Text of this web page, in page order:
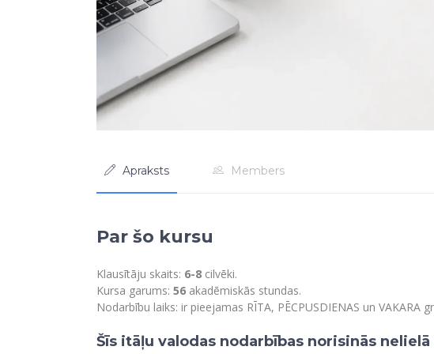
Apraksts Members
Par šo kursu
Klausītāju skaits: 6-8 cilvēki.
Kursa garums: 56 akadēmiskās stundas.
Nodarbību laiks: ir pieejamas RĪTA, PĒCPUSDIENAS un VAKARA
Šīs itāļu valodas nodarbības norisinās